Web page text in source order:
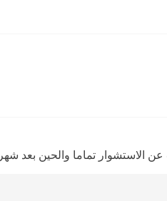
الاستشوار تماما والحين بعد